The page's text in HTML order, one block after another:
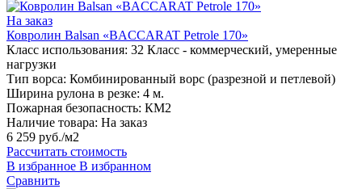
На заказ
Ковролин Balsan «BACCARAT Petrole 170»
Класс использования: 32 Класс - коммерческий, умеренные
нагрузки
Тип ворса: Комбинированный ворс (разрезной и петлевой)
Ширина рулона в резке: 4 м.
Пожарная безопасность: КМ2
Наличие товара: На заказ
6 259 руб./м2
Рассчитать стоимость
В избранное В избранном
Сравнить